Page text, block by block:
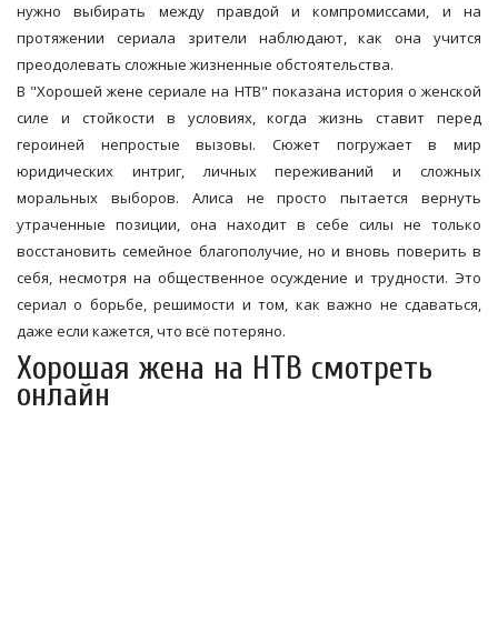
нужно выбирать между правдой и компромиссами, и на
протяжении сериала зрители наблюдают, как она учится
преодолевать сложные жизненные обстоятельства.
В "Хорошей жене сериале на НТВ" показана история о женской
силе и стойкости в условиях, когда жизнь ставит перед
героиней непростые вызовы. Сюжет погружает в мир
юридических интриг, личных переживаний и сложных
моральных выборов. Алиса не просто пытается вернуть
утраченные позиции, она находит в себе силы не только
восстановить семейное благополучие, но и вновь поверить в
себя, несмотря на общественное осуждение и трудности. Это
сериал о борьбе, решимости и том, как важно не сдаваться,
даже если кажется, что всё потеряно.
Хорошая жена на НТВ смотреть
онлайн